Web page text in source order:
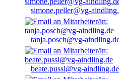
simone.peller@vg-
tanja.posch@vg-
beate.pussl@vg-aindling.de